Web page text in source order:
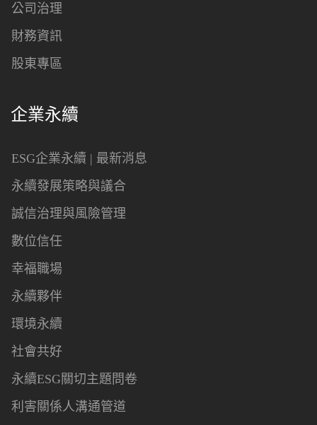
公司治理
財務資訊
股東專區
企業永續
ESG企業永續 | 最新消息
永續發展策略與議合
誠信治理與風險管理
數位信任
幸福職場
永續夥伴
環境永續
社會共好
永續ESG關切主題問卷
利害關係人溝通管道